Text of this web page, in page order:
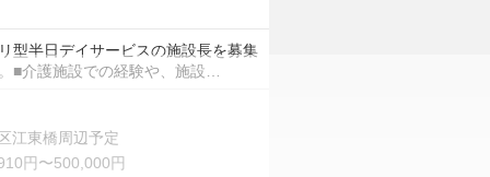
型半日デイサービスの施設長を募集
■介護施設での経験や、施設…
江東橋周辺予定
円〜500,000円